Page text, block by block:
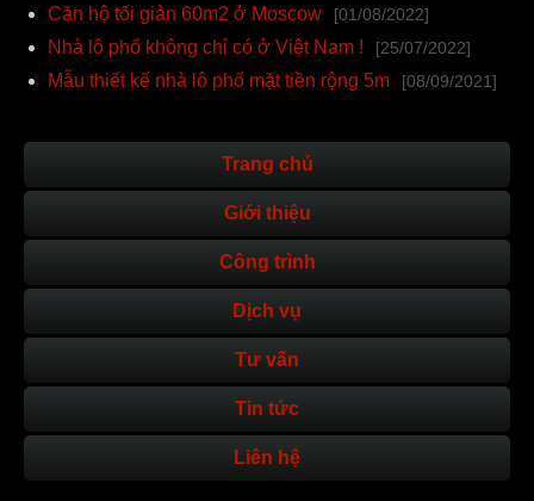
Căn hộ tối giản 60m2 ở Moscow [01/08/2022]
Nhà lô phố không chỉ có ở Việt Nam ! [25/07/2022]
Mẫu thiết kế nhà lô phố mặt tiền rộng 5m [08/09/2021]
Trang chủ
Giới thiệu
Công trình
Dịch vụ
Tư vấn
Tin tức
Liên hệ